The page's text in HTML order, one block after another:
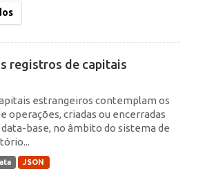
registros de capitais
estrangeiros contemplam os
operações, criadas ou encerradas
base, no âmbito do sistema de
JSON